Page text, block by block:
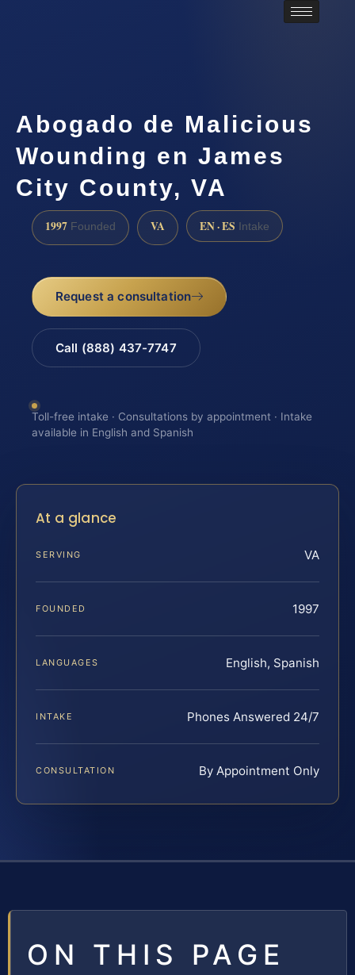
Abogado de Malicious
Wounding en James
City County, VA
1997 Founded VA EN · ES Intake
Request a consultation
Call (888) 437-7747
Toll-free intake · Consultations by appointment · Intake
available in English and Spanish
At a glance
SERVING VA
FOUNDED 1997
LANGUAGES English, Spanish
INTAKE Phones Answered 24/7
CONSULTATION By Appointment Only
ON THIS PAGE